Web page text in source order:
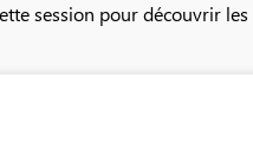
session pour découvrir